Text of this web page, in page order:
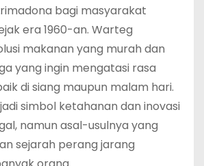
bagi masyarakat
era 1960-an. Warteg
makanan yang murah dan
yang ingin mengatasi rasa
di siang maupun malam hari.
simbol ketahanan dan inovasi
namun asal-usulnya yang
sejarah perang jarang